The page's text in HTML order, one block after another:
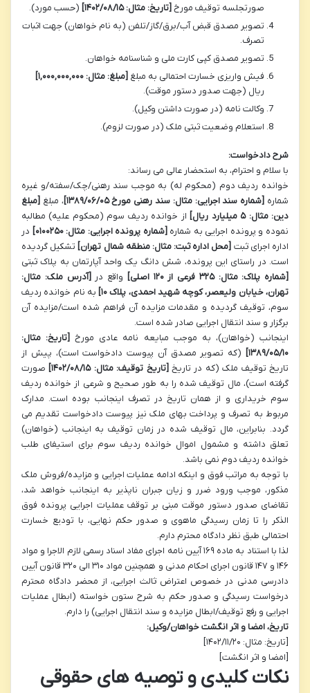
صورتجلسه توقیف مورخ [تاریخ: مثال: ۱۴۰۲/۰۸/۱۵]
(حسب مورد).
تصویر مصدق قبض آب/برق/گاز/تلفن (به نام خواهان) جهت اثبات
تصرف.
تصویر مصدق کپی کارت ملی و شناسنامه خواهان.
فیش واریزی خسارت احتمالی به مبلغ [مبلغ: مثال: ۱,۰۰۰,۰۰۰,۰۰۰]
ریال (جهت صدور دستور موقت).
وکالت نامه (در صورت داشتن وکیل).
استعلام وضعیت ثبتی ملک (در صورت لزوم).
شرح دادخواست:
با سلام و احترام، به استحضار عالی می رساند:
خوانده ردیف دوم (محکوم له) به موجب سند رهنی/چک/سفته/و غیره
شماره [شماره سند اجرایی: مثال: سند رهنی مورخ ۱۳۸۹/۰۶/۰۵] ، مبلغ [مبلغ
دین: مثال: ۵ میلیارد ریال]
از خوانده ردیف سوم (محکوم علیه) مطالبه
نموده و پرونده اجرایی به شماره [شماره پرونده اجرایی: مثال: ۰۱۰۰۲۵۰]
در
اداره اجرای ثبت [محل اداره ثبت: مثال: منطقه شمال تهران] تشکیل گردیده
است. در راستای این پرونده، شش دانگ یک واحد آپارتمان به پلاک ثبتی
[شماره پلاک: مثال: ۳۲۵ فرعی از ۱۲۰ اصلی]
واقع در [آدرس ملک: مثال:
تهران، خیابان ولیعصر، کوچه شهید احمدی، پلاک ۱۰]
به نام خوانده ردیف
سوم، توقیف گردیده و مقدمات مزایده آن فراهم شده است/مزایده آن
برگزار و سند انتقال اجرایی صادر شده است.
اینجانب (خواهان)، به موجب مبایعه نامه عادی مورخ [تاریخ: مثال:
۱۳۸۹/۰۵/۱۰]
(که تصویر مصدق آن پیوست دادخواست است)، پیش از
تاریخ توقیف ملک (که در تاریخ [تاریخ توقیف: مثال: ۱۴۰۲/۰۸/۱۵]
صورت
گرفته است)، مال توقیف شده را به طور صحیح و شرعی از خوانده ردیف
سوم خریداری و از همان تاریخ در تصرف اینجانب بوده است. مدارک
مربوط به تصرف و پرداخت بهای ملک نیز پیوست دادخواست تقدیم می
گردد. بنابراین، مال توقیف شده در زمان توقیف به اینجانب (خواهان)
تعلق داشته و مشمول اموال خوانده ردیف سوم برای استیفای طلب
خوانده ردیف دوم نمی باشد.
با توجه به مراتب فوق و اینکه ادامه عملیات اجرایی و مزایده/فروش ملک
مذکور، موجب ورود ضرر و زیان جبران ناپذیر به اینجانب خواهد شد،
تقاضای صدور دستور موقت مبنی بر توقف عملیات اجرایی پرونده فوق
الذکر را تا زمان رسیدگی ماهوی و صدور حکم نهایی، با تودیع خسارت
احتمالی طبق نظر دادگاه محترم دارم.
لذا با استناد به ماده ۱۶۹ آیین نامه اجرای مفاد اسناد رسمی لازم الاجرا و مواد
۱۴۶ و ۱۴۷ قانون اجرای احکام مدنی و همچنین مواد ۳۱۰ الی ۳۲۰ قانون آیین
دادرسی مدنی در خصوص اعتراض ثالث اجرایی، از محضر دادگاه محترم
درخواست رسیدگی و صدور حکم به شرح ستون خواسته (ابطال عملیات
اجرایی و رفع توقیف/ابطال مزایده و سند انتقال اجرایی) را دارم.
تاریخ، امضا و اثر انگشت خواهان/وکیل:
[تاریخ: مثال: ۱۴۰۲/۱۱/۲۰]
[امضا و اثر انگشت]
نکات کلیدی و توصیه های حقوقی